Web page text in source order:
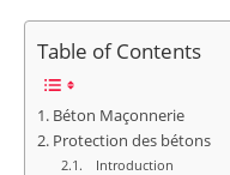
Table of Contents
Béton Maçonnerie
Protection des bétons
Introduction